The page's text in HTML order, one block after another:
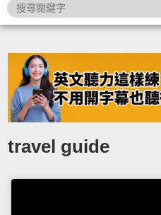
travel guide